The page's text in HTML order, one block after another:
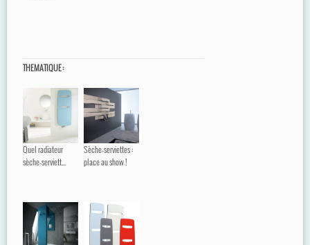
THEMATIQUE :
Quel radiateur
sèche-serviett...
Sèche-serviettes :
place au show !